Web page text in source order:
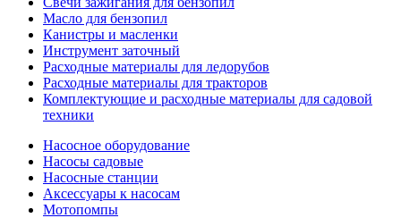
Масло для бензопил
Канистры и масленки
Инструмент заточный
Расходные материалы для ледорубов
Расходные материалы для тракторов
Комплектующие и расходные материалы для садовой
техники
Насосное оборудование
Насосы садовые
Насосные станции
Аксессуары к насосам
Мотопомпы